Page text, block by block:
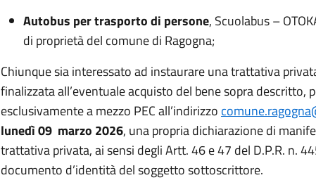
Autobus per trasporto di persone, Scuolabus –
di proprietà del comune di Ragogna;
Chiunque sia interessato ad instaurare una trattativa
finalizzata all’eventuale acquisto del bene sopra descritto,
esclusivamente a mezzo PEC all’indirizzo
lunedì 09 marzo 2026, una propria dichiarazione di
trattativa privata, ai sensi degli Artt. 46 e 47 del D.P.R. n.
documento d’identità del soggetto sottoscrittore.